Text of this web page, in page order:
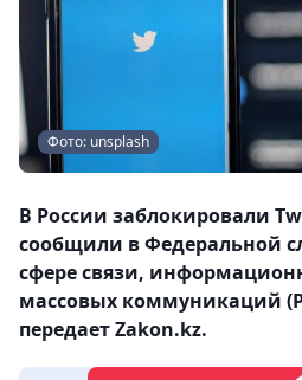
Фото: unsplash
В России заблокировали
сообщили в Федеральной
сфере связи,
массовых коммуникаций
передает Zakon.kz.